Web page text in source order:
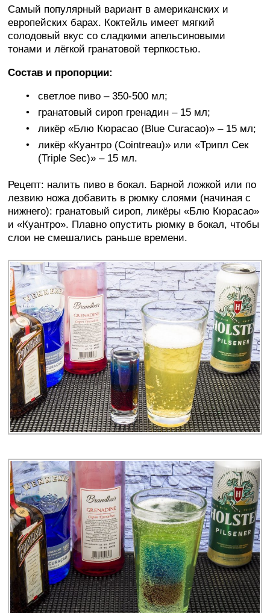
Самый популярный вариант в американских и
европейских барах. Коктейль имеет мягкий
солодовый вкус со сладкими апельсиновыми
тонами и лёгкой гранатовой терпкостью.
Состав и пропорции:
светлое пиво – 350-500 мл;
гранатовый сироп гренадин – 15 мл;
ликёр «Блю Кюрасао (Blue Curacao)» – 15 мл;
ликёр «Куантро (Cointreau)» или «Трипл Сек
(Triple Sec)» – 15 мл.
Рецепт: налить пиво в бокал. Барной ложкой или по
лезвию ножа добавить в рюмку слоями (начиная с
нижнего): гранатовый сироп, ликёры «Блю Кюрасао»
и «Куантро». Плавно опустить рюмку в бокал, чтобы
слои не смешались раньше времени.